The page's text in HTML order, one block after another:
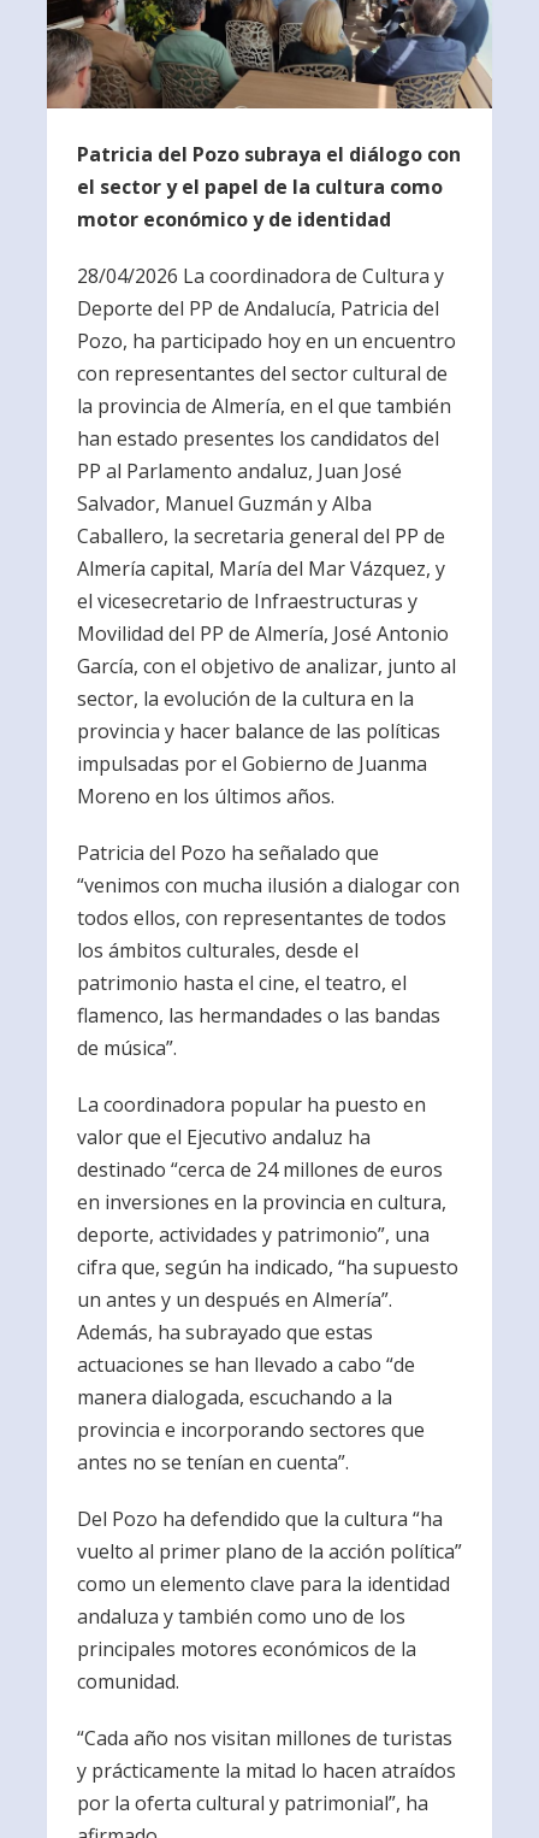
Patricia del Pozo subraya el diálogo con
el sector y el papel de la cultura como
motor económico y de identidad
28/04/2026 La coordinadora de Cultura y
Deporte del PP de Andalucía, Patricia del
Pozo, ha participado hoy en un encuentro
con representantes del sector cultural de
la provincia de Almería, en el que también
han estado presentes los candidatos del
PP al Parlamento andaluz, Juan José
Salvador, Manuel Guzmán y Alba
Caballero, la secretaria general del PP de
Almería capital, María del Mar Vázquez, y
el vicesecretario de Infraestructuras y
Movilidad del PP de Almería, José Antonio
García, con el objetivo de analizar, junto al
sector, la evolución de la cultura en la
provincia y hacer balance de las políticas
impulsadas por el Gobierno de Juanma
Moreno en los últimos años.
Patricia del Pozo ha señalado que
“venimos con mucha ilusión a dialogar con
todos ellos, con representantes de todos
los ámbitos culturales, desde el
patrimonio hasta el cine, el teatro, el
flamenco, las hermandades o las bandas
de música”.
La coordinadora popular ha puesto en
valor que el Ejecutivo andaluz ha
destinado “cerca de 24 millones de euros
en inversiones en la provincia en cultura,
deporte, actividades y patrimonio”, una
cifra que, según ha indicado, “ha supuesto
un antes y un después en Almería”.
Además, ha subrayado que estas
actuaciones se han llevado a cabo “de
manera dialogada, escuchando a la
provincia e incorporando sectores que
antes no se tenían en cuenta”.
Del Pozo ha defendido que la cultura “ha
vuelto al primer plano de la acción política”
como un elemento clave para la identidad
andaluza y también como uno de los
principales motores económicos de la
comunidad.
“Cada año nos visitan millones de turistas
y prácticamente la mitad lo hacen atraídos
por la oferta cultural y patrimonial”, ha